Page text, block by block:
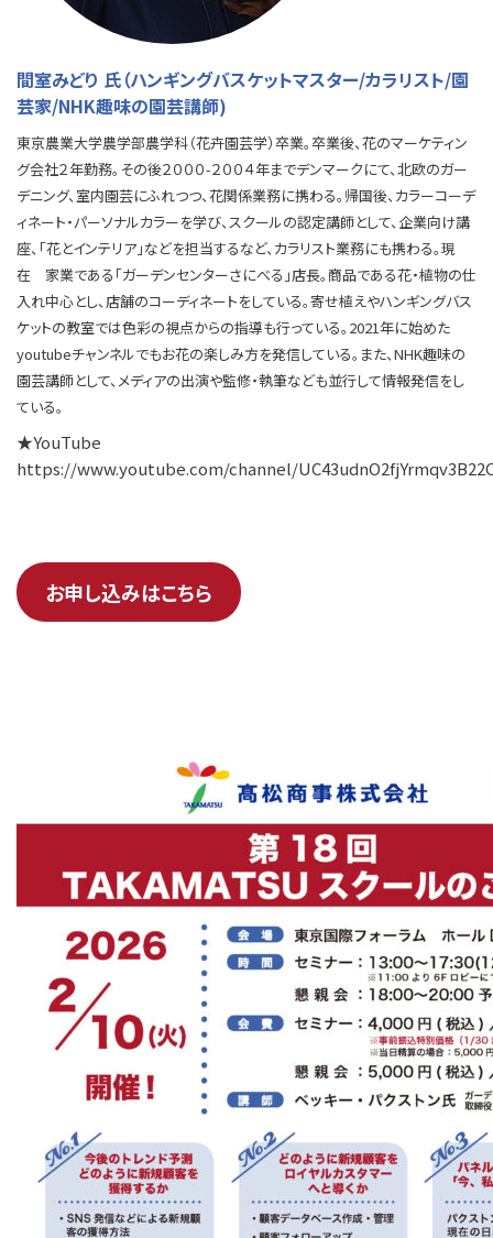
間室みどり 氏（ハンギングバスケットマスター/カラリスト/園
芸家/NHK趣味の園芸講師)
東京農業大学農学部農学科（花卉園芸学）卒業。卒業後、花のマーケティン
グ会社２年勤務。その後２０００-２００４年までデンマークにて、北欧のガー
デニング、室内園芸にふれつつ、花関係業務に携わる。帰国後、カラーコーデ
ィネート・パーソナルカラーを学び、スクールの認定講師として、企業向け講
座、「花とインテリア」などを担当するなど、カラリスト業務にも携わる。現
在 家業である「ガーデンセンターさにべる」店長。商品である花・植物の仕
入れ中心とし、店舗のコーディネートをしている。寄せ植えやハンギングバス
ケットの教室では色彩の視点からの指導も行っている。2021年に始めた
youtubeチャンネルでもお花の楽しみ方を発信している。また、NHK趣味の
園芸講師として、メディアの出演や監修・執筆なども並行して情報発信をし
ている。
★YouTube
https://www.youtube.com/channel/
お申し込みはこちら